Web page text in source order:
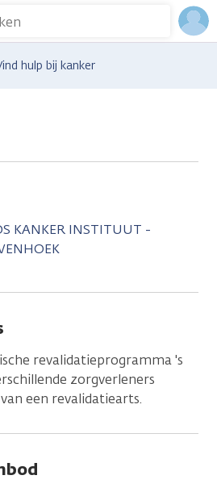
hulp bij kanker
KANKER INSTITUUT -
revalidatieprogramma 's
zorgverleners
een revalidatiearts.